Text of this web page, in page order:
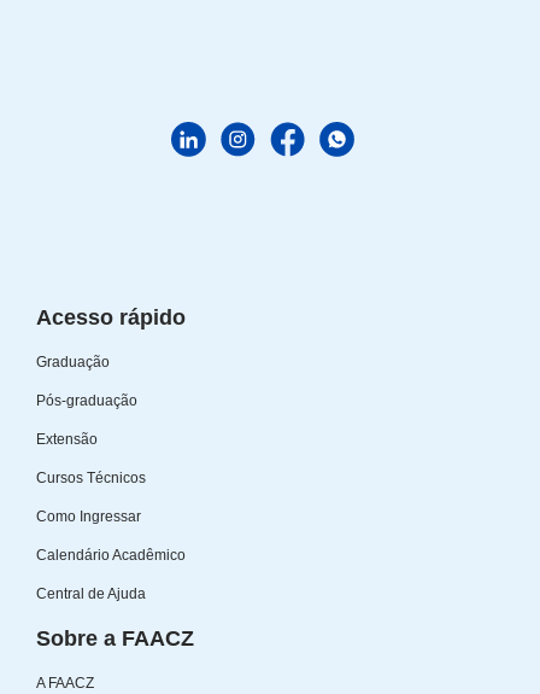
Acesso rápido
Graduação
Pós-graduação
Extensão
Cursos Técnicos
Como Ingressar
Calendário Acadêmico
Central de Ajuda
Sobre a FAACZ
A FAACZ